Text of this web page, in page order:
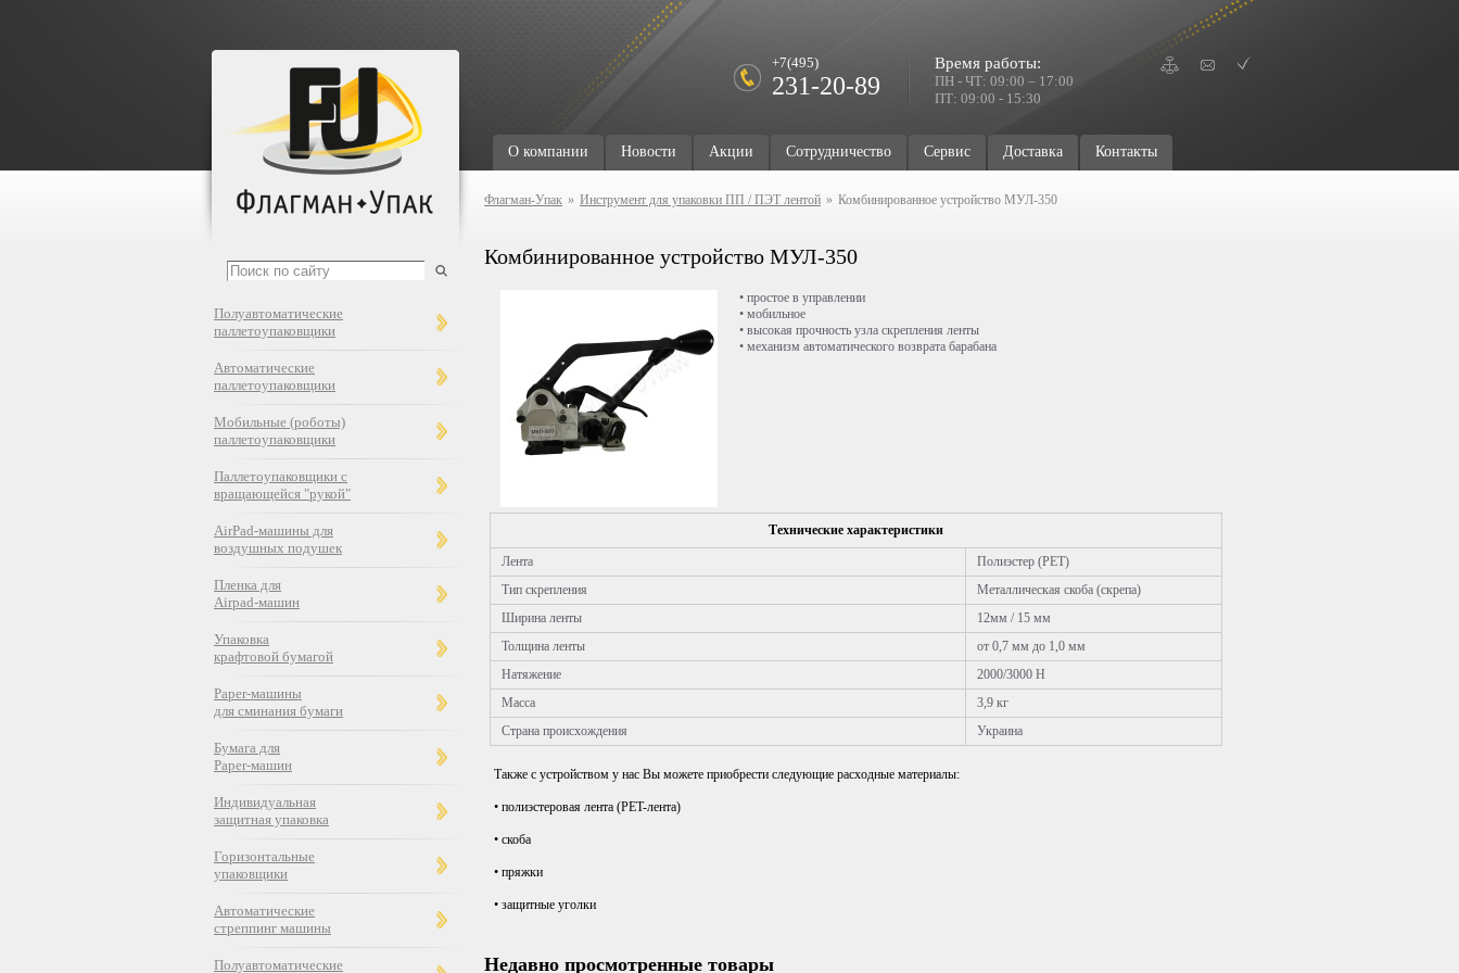
Время работы:
ПН - ЧТ: 09:00 – 17:00
ПТ: 09:00 - 15:30
+7(495)
231-20-89
О компании Новости Акции Сотрудничество Сервис Доставка Контакты
Полуавтоматические
паллетоупаковщики
Автоматические
паллетоупаковщики
Мобильные (роботы)
паллетоупаковщики
Паллетоупаковщики с
вращающейся "рукой"
AirPad-машины для
воздушных подушек
Пленка для
Airpad-машин
Упаковка
крафтовой бумагой
Paper-машины
для сминания бумаги
Бумага для
Paper-машин
Индивидуальная
защитная упаковка
Горизонтальные
упаковщики
Автоматические
стреппинг машины
Полуавтоматические
Флагман-Упак » Инструмент для упаковки ПП / ПЭТ лентой » Комбинированное устройство МУЛ-350
Комбинированное устройство МУЛ-350
• простое в управлении
• мобильное
• высокая прочность узла скрепления ленты
• механизм автоматического возврата барабана
Технические характеристики
Лента
Полиэстер (РЕТ)
Тип скрепления
Металлическая скоба (скрепа)
Ширина ленты
12мм / 15 мм
Толщина ленты
от 0,7 мм до 1,0 мм
Натяжение
2000/3000 Н
Масса
3,9 кг
Страна происхождения
Украина
Также с устройством у нас Вы можете приобрести следующие расходные материалы:
• полиэстеровая лента (PET-лента)
• скоба
• пряжки
• защитные уголки
Недавно просмотренные товары